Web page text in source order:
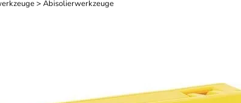
> Abisolierwerkzeuge